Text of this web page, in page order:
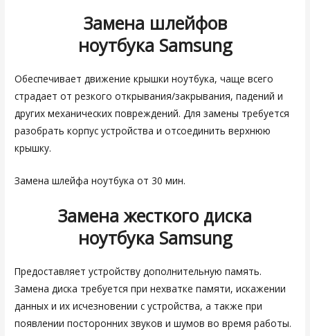
Замена шлейфов
ноутбука Samsung
Обеспечивает движение крышки ноутбука, чаще всего
страдает от резкого открывания/закрывания, падений и
других механических повреждений. Для замены требуется
разобрать корпус устройства и отсоединить верхнюю
крышку.
Замена шлейфа ноутбука от 30 мин.
Замена жесткого диска
ноутбука Samsung
Предоставляет устройству дополнительную память.
Замена диска требуется при нехватке памяти, искажении
данных и их исчезновении с устройства, а также при
появлении посторонних звуков и шумов во время работы.